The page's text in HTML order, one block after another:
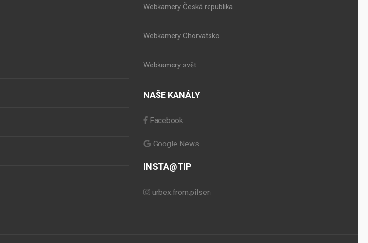
Webkamery Česká republika
Webkamery Chorvatsko
Webkamery svět
NAŠE KANÁLY
Facebook
Google News
INSTA@TIP
urbex.from.pilsen